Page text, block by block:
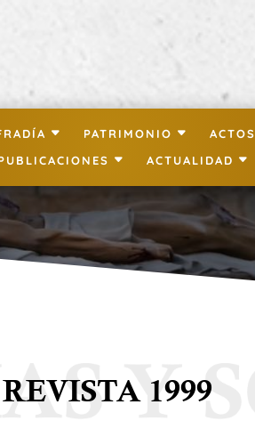
PATRIMONIO ACTOS
ACTUALIDAD
REVISTA 1999